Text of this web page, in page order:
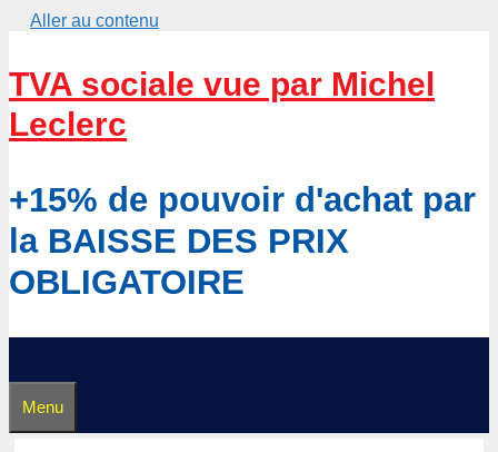
Aller au contenu
TVA sociale vue par Michel
Leclerc
+15% de pouvoir d'achat par
la BAISSE DES PRIX
OBLIGATOIRE
Menu